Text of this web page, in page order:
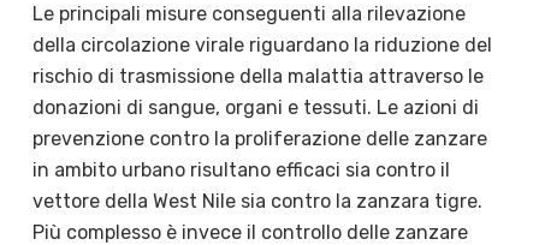
Le principali misure conseguenti alla rilevazione
della circolazione virale riguardano la riduzione del
rischio di trasmissione della malattia attraverso le
donazioni di sangue, organi e tessuti. Le azioni di
prevenzione contro la proliferazione delle zanzare
in ambito urbano risultano efficaci sia contro il
vettore della West Nile sia contro la zanzara tigre.
Più complesso è invece il controllo delle zanzare